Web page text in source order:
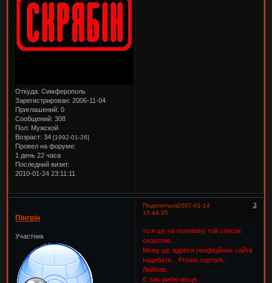
Откуда: Симферополь
Зарегистрирован: 2006-11-04
Приглашений: 0
Сообщений: 308
Пол: Мужской
Возраст: 34[1992-01-26]
Провел на форуме:
1 день 22 часа
Последний визит:
2010-01-24 23:11:11
Поделиться 3
2007-01-14
15:44:35
Пінгвін
Участник
то я щє на половину той список
скоротив...
Можу щє адреси неофіційних сайтв
надибати... Різних порталі...
Лейблів...
Є такі рибні місця...